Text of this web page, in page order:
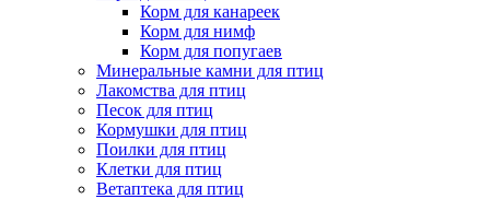
Корм для канареек
Корм для нимф
Корм для попугаев
Минеральные камни для птиц
Лакомства для птиц
Песок для птиц
Кормушки для птиц
Поилки для птиц
Клетки для птиц
Ветаптека для птиц